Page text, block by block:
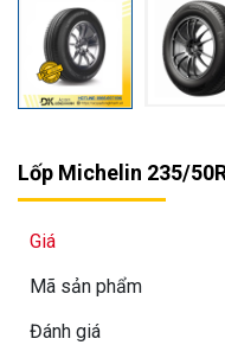
Lốp Michelin 235/
Giá
Mã sản phẩm
Đánh giá